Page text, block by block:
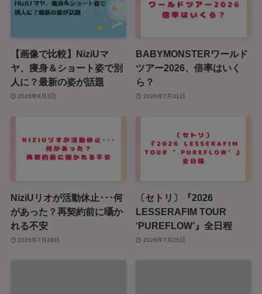
【画像で比較】NiziUマ
ヤ、痩身＆ショート姿で別
人に？最新の姿が話題
2026年8月3日
BABYMONSTERワールド
ツアー2026、倍率はいく
ら？
2026年7月31日
NiziUリオが活動休止･･･何
があった？再契約前に囁か
れる不安
2026年7月28日
〔セトリ〕『2026
LESSERAFIM TOUR
‘PUREFLOW’』全日程
2026年7月25日